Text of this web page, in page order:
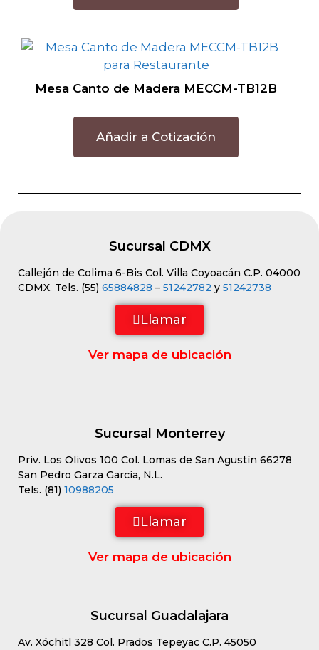
Mesa Canto de Madera MECCM-TB12B
Añadir a Cotización
Sucursal CDMX
Callejón de Colima 6-Bis Col. Villa Coyoacán C.P. 04000
CDMX. Tels. (55) 65884828 – 51242782 y 51242738
Llamar
Ver mapa de ubicación
Sucursal Monterrey
Priv. Los Olivos 100 Col. Lomas de San Agustín 66278
San Pedro Garza García, N.L.
Tels. (81) 10988205
Llamar
Ver mapa de ubicación
Sucursal Guadalajara
Av. Xóchitl 328 Col. Prados Tepeyac C.P. 45050